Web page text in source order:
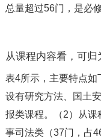
总量超过56门，是必
从课程内容看，可归
表4所示，主要特点如
设有研究方法、国土
报类课程。（2）从课
事司法类（37门，占